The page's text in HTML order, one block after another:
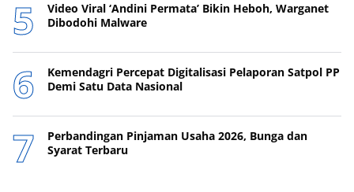
Video Viral ‘Andini Permata’ Bikin Heboh, Warganet
Dibodohi Malware
Kemendagri Percepat Digitalisasi Pelaporan Satpol PP
Demi Satu Data Nasional
Perbandingan Pinjaman Usaha 2026, Bunga dan
Syarat Terbaru